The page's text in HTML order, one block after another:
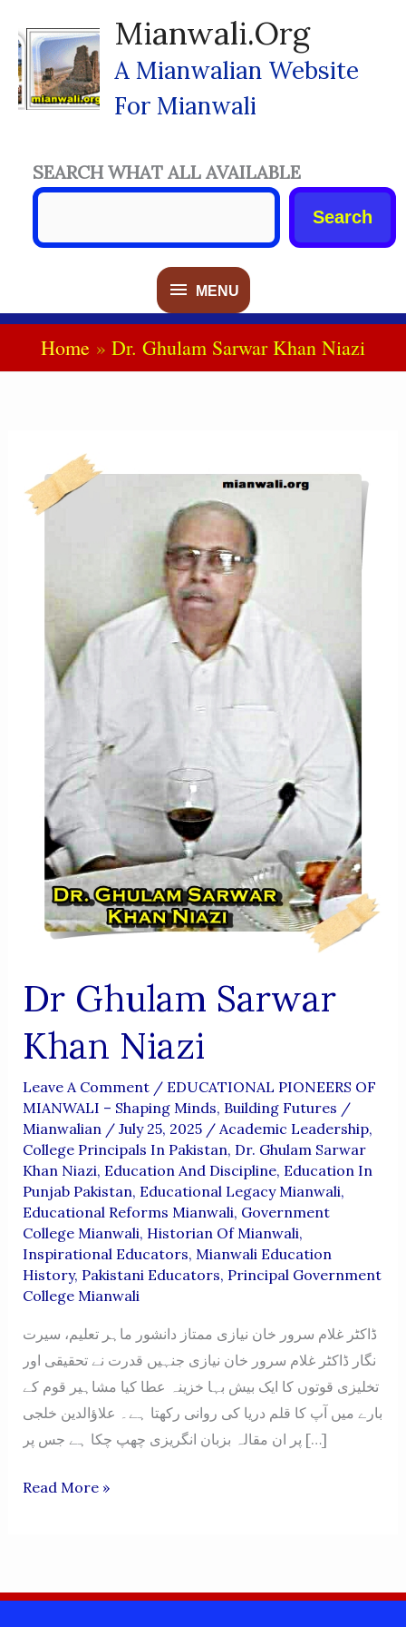
Content
Mianwali.org
A Mianwalian Website
For Mianwali
MENU
MENU
SEARCH WHAT ALL AVAILABLE
Search
Home Dr. Ghulam Sarwar Khan Niazi
Dr Ghulam Sarwar
Khan Niazi
Leave A Comment / EDUCATIONAL PIONEERS OF
MIANWALI – Shaping Minds, Building Futures /
Mianwalian / July 25, 2025 / Academic Leadership,
College Principals In Pakistan, Dr. Ghulam Sarwar
Khan Niazi, Education And Discipline, Education In
Punjab Pakistan, Educational Legacy Mianwali,
Educational Reforms Mianwali, Government
College Mianwali, Historian Of Mianwali,
Inspirational Educators, Mianwali Education
History, Pakistani Educators, Principal Government
College Mianwali
ڈاکٹر غلام سرور خان نیازی ممتاز دانشور ماہر تعلیم، سیرت
نگار ڈاکٹر غلام سرور خان نیازی جنہیں قدرت نے تحقیقی اور
تخلیزی قوتوں کا ایک بیش بہا خزینہ عطا کیا مشاہیر قوم کے
بارے میں آپ کا قلم دریا کی روانی رکھتا ہے۔ علاؤالدین خلجی
پر ان مقالہ بزبان انگریزی چھپ چکا ہے جس پر […]
Dr
Niazi
Read More »